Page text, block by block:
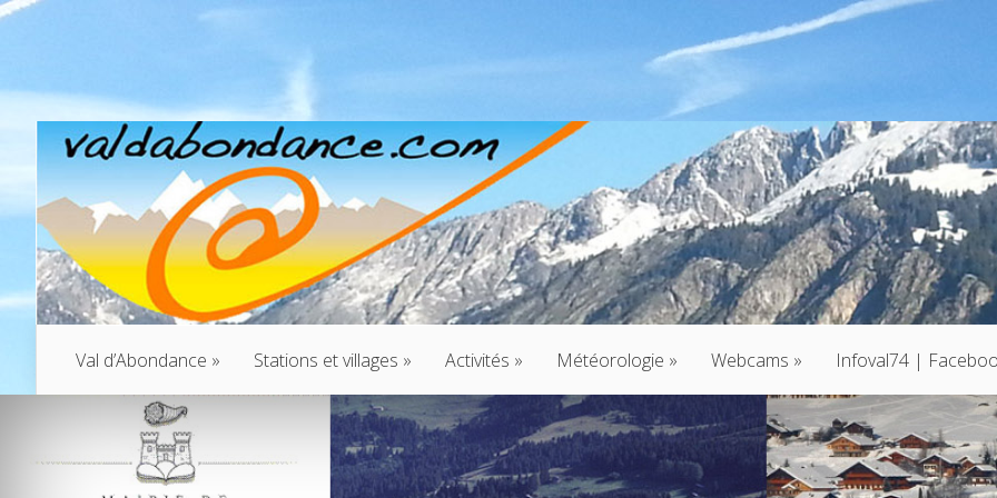
Val d’Abondance » Stations et villages » Activités » Météorologie » Webcams » Infoval74 |